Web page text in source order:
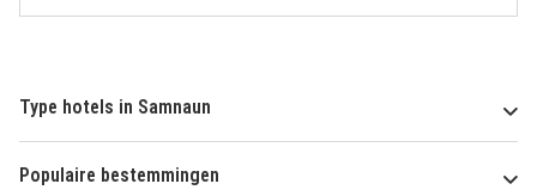
Type hotels in Samnaun
Populaire bestemmingen